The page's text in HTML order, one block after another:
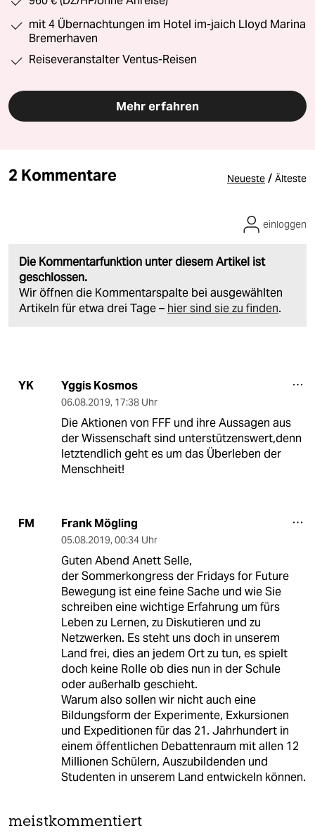
mit 4 Übernachtungen im Hotel im-jaich Lloyd Marina
Bremerhaven
Reiseveranstalter Ventus-Reisen
Mehr erfahren
2 Kommentare Neueste / Älteste
Die Kommentarfunktion unter diesem Artikel ist
geschlossen.
Wir öffnen die Kommentarspalte bei ausgewählten
Artikeln für etwa drei Tage – hier sind sie zu finden.
einloggen
YK Yggis Kosmos
06.08.2019, 17:38 Uhr
Die Aktionen von FFF und ihre Aussagen aus
der Wissenschaft sind unterstützenswert,denn
letztendlich geht es um das Überleben der
Menschheit!
FM Frank Mögling
05.08.2019, 00:34 Uhr
Guten Abend Anett Selle,
der Sommerkongress der Fridays for Future
Bewegung ist eine feine Sache und wie Sie
schreiben eine wichtige Erfahrung um fürs
Leben zu Lernen, zu Diskutieren und zu
Netzwerken. Es steht uns doch in unserem
Land frei, dies an jedem Ort zu tun, es spielt
doch keine Rolle ob dies nun in der Schule
oder außerhalb geschieht.
Warum also sollen wir nicht auch eine
Bildungsform der Experimente, Exkursionen
und Expeditionen für das 21. Jahrhundert in
einem öffentlichen Debattenraum mit allen 12
Millionen Schülern, Auszubildenden und
Studenten in unserem Land entwickeln können.
meistkommentiert